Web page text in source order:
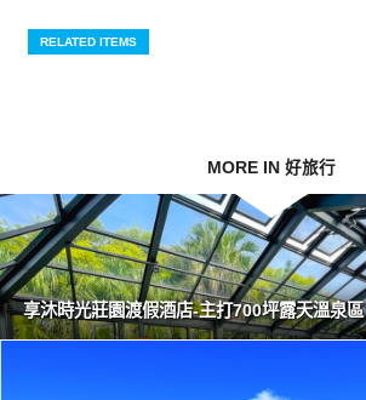
RELATED ITEMS
MORE IN 好旅行
享沐時光莊園渡假酒店-主打700坪露天溫泉區